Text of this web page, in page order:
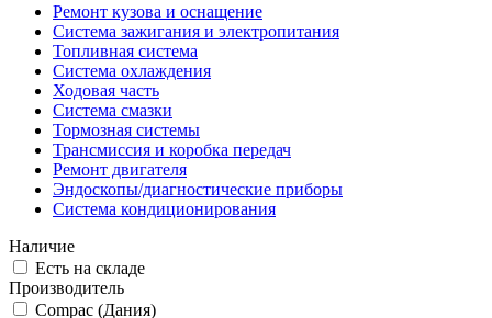
Ремонт кузова и оснащение
Система зажигания и электропитания
Топливная система
Система охлаждения
Ходовая часть
Система смазки
Тормозная системы
Трансмиссия и коробка передач
Ремонт двигателя
Эндоскопы/диагностические приборы
Система кондиционирования
Наличие
Есть на складе
Производитель
Compac (Дания)